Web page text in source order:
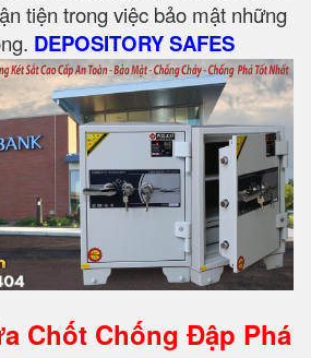
tiện trong việc bảo mật những
DEPOSITORY SAFES
Chốt Chống Đập Phá